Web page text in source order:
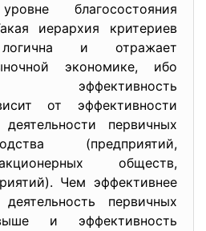
благосостояния
иерархия критериев
логична и отражает
экономике, ибо
эффективность
от эффективности
деятельности первичных
(предприятий,
обществ,
Чем эффективнее
деятельность первичных
и эффективность